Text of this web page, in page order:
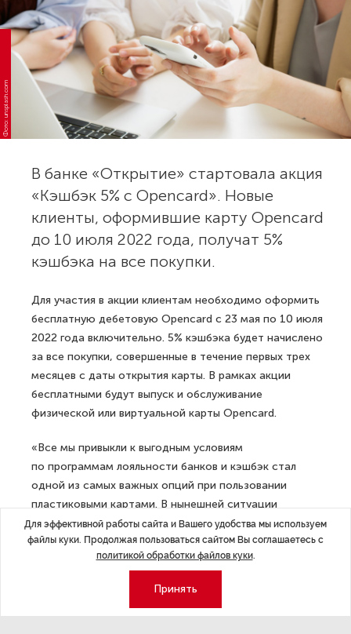
Фото: unsplash.com
В банке «Открытие» стартовала акция
«Кэшбэк 5% с Opencard». Новые
клиенты, оформившие карту Opencard
до 10 июля 2022 года, получат 5%
кэшбэка на все покупки.
Для участия в акции клиентам необходимо оформить
бесплатную дебетовую Opencard с 23 мая по 10 июля
2022 года включительно. 5% кэшбэка будет начислено
за все покупки, совершенные в течение первых трех
месяцев с даты открытия карты. В рамках акции
бесплатными будут выпуск и обслуживание
физической или виртуальной карты Opencard.
«Все мы привыкли к выгодным условиям
по программам лояльности банков и кэшбэк стал
одной из самых важных опций при пользовании
пластиковыми картами. В нынешней ситуации
мы видим, что условия большинства программ
лояльности на рынке меняются в худшую сторону —
и хотим поддержать наших клиентов, сохранив
предлагаем воспользоваться специальной акцией
Для эффективной работы сайта и Вашего удобства мы используем
файлы куки. Продолжая пользоваться сайтом Вы соглашаетесь с
политикой обработки файлов куки.
Принять